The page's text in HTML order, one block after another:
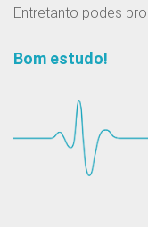
Entretanto podes
Bom estudo!